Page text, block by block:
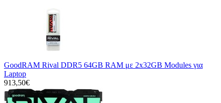
GoodRAM Rival DDR5 64GB RAM με 2x32GB Modules για
Laptop
913,50€